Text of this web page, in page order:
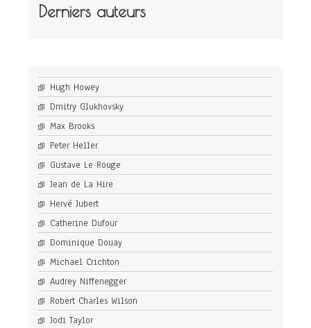
Derniers auteurs
Hugh Howey
Dmitry Glukhovsky
Max Brooks
Peter Heller
Gustave Le Rouge
Jean de La Hire
Hervé Jubert
Catherine Dufour
Dominique Douay
Michael Crichton
Audrey Niffenegger
Robert Charles Wilson
Jodi Taylor